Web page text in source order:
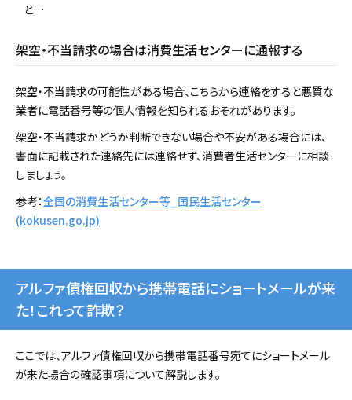
と…
架空・不当請求の場合は消費生活センターに通報する
架空・不当請求の可能性がある場合、こちらから連絡をすると悪質な
業者に電話番号等の個人情報を知られるおそれがあります。
架空・不当請求かどうか判断できない場合や不安がある場合には、
書面に記載された連絡先には連絡せず、消費者生活センターに相談
しましょう。
参考：全国の消費生活センター等_国民生活センター
(kokusen.go.jp)
アルファ債権回収から携帯電話にショートメールが来
た！これって詐欺？
ここでは、アルファ債権回収から携帯電話番号宛てにショートメール
が来た場合の確認事項について解説します。